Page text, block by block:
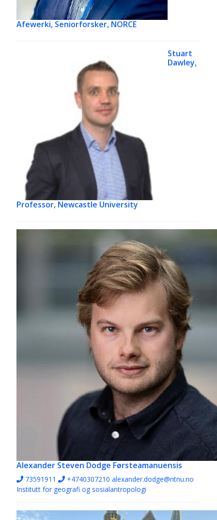
Afewerki, Seniorforsker, NORCE
Stuart
Dawley,
Professor, Newcastle University
Alexander Steven Dodge Førsteamanuensis
73591911 +4740307210 alexander.dodge@ntnu.no
Institutt for geografi og sosialantropologi